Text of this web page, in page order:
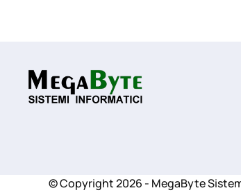
© Copyright 2026 - MegaByte